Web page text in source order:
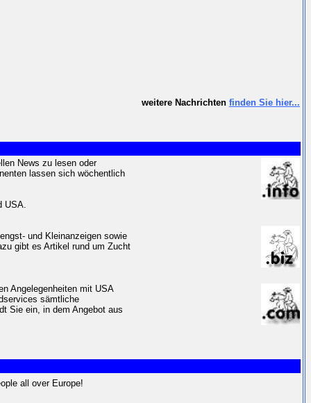
weitere Nachrichten finden Sie hier...
News zu lesen oder
lassen sich wöchentlich
USA.
und Kleinanzeigen sowie
gibt es Artikel rund um Zucht
Angelegenheiten mit USA
sämtliche
Sie ein, in dem Angebot aus
all over Europe!